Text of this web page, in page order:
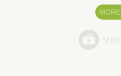
MORE